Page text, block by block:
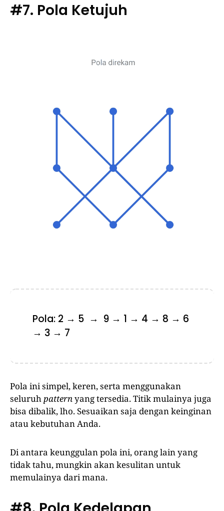
#7. Pola Ketujuh
Pola: 2 → 5 → 9 → 1 → 4 → 8 → 6
→ 3 → 7
Pola ini simpel, keren, serta menggunakan
seluruhpatternyang tersedia. Titik mulainya juga
bisa dibalik, lho. Sesuaikan saja dengan keinginan
atau kebutuhan Anda.
Di antara keunggulan pola ini, orang lain yang
tidak tahu, mungkin akan kesulitan untuk
memulainya dari mana.